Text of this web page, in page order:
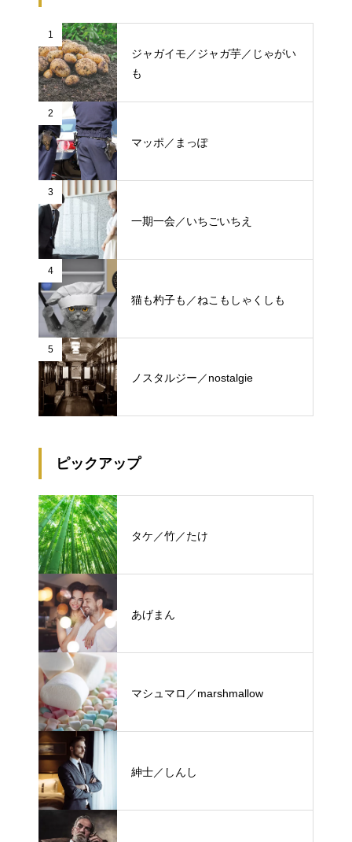
1
ジャガイモ／ジャガ芋／じゃがい
も
2
マッポ／まっぽ
3
一期一会／いちごいちえ
4
猫も杓子も／ねこもしゃくしも
5
ノスタルジー／nostalgie
ピックアップ
タケ／竹／たけ
あげまん
マシュマロ／marshmallow
紳士／しんし